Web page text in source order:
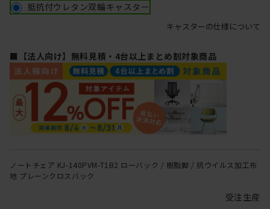
抵抗付ウレタン双輪キャスター
キャスターの仕様について
■【法人向け】無料見積・4台以上まとめ割対象商品
ノートチェア KJ-140PVM-T1B2 ローバック / 樹脂脚 / 抗ウイルス加工布
地 プレーンクロスバック
受注生産